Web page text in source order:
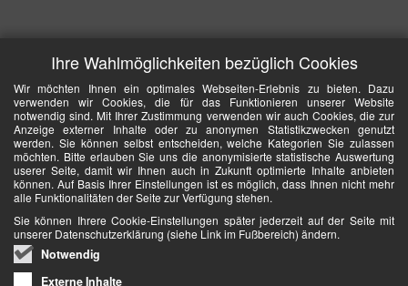
Ihre Wahlmöglichkeiten bezüglich Cookies
Wir möchten Ihnen ein optimales Webseiten-Erlebnis zu bieten. Dazu
verwenden wir Cookies, die für das Funktionieren unserer Website
notwendig sind. Mit Ihrer Zustimmung verwenden wir auch Cookies, die zur
Anzeige externer Inhalte oder zu anonymen Statistikzwecken genutzt
werden. Sie können selbst entscheiden, welche Kategorien Sie zulassen
möchten. Bitte erlauben Sie uns die anonymisierte statistische Auswertung
userer Seite, damit wir Ihnen auch in Zukunft optimierte Inhalte anbieten
können. Auf Basis Ihrer Einstellungen ist es möglich, dass Ihnen nicht mehr
alle Funktionalitäten der Seite zur Verfügung stehen.
Sie können Ihrere Cookie-Einstellungen später jederzeit auf der Seite mit
unserer Datenschutzerklärung (siehe Link im Fußbereich) ändern.
Notwendig
Externe Inhalte